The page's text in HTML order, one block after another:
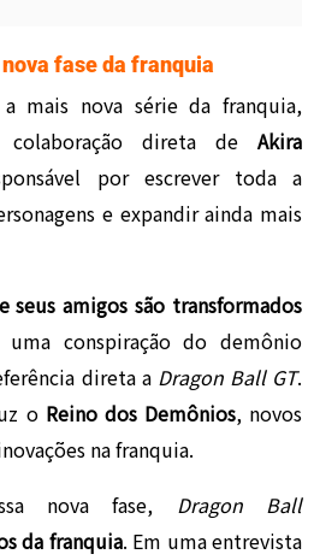
fase da franquia
mais nova série da franquia,
direta de Akira
por escrever toda a
e expandir ainda mais
seus amigos são transformados
conspiração do demônio
direta a Dragon Ball GT.
o Reino dos Demônios, novos
na franquia.
nova fase, Dragon Ball
da franquia. Em uma entrevista